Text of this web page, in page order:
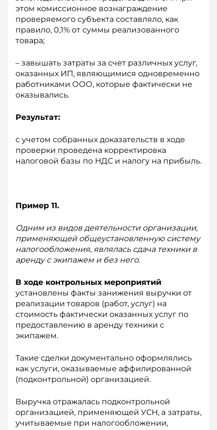
этом комиссионное вознаграждение
проверяемого субъекта составляло, как
правило, 0,1% от суммы реализованного
товара;
– завышать затраты за счет различных услуг,
оказанных ИП, являющимися одновременно
работниками ООО, которые фактически не
оказывались.
Результат:
с учетом собранных доказательств в ходе
проверки проведена корректировка
налоговой базы по НДС и налогу на прибыль.
Пример 11.
Одним из видов деятельности организации,
применяющей общеустановленную систему
налогообложения, являлась сдача техники в
аренду с экипажем и без него.
В ходе контрольных мероприятий
установлены факты занижения выручки от
реализации товаров (работ, услуг) на
стоимость фактически оказанных услуг по
предоставлению в аренду техники с
экипажем.
Такие сделки документально оформлялись
как услуги, оказываемые аффилированной
(подконтрольной) организацией.
Выручка отражалась подконтрольной
организацией, применяющей УСН, а затраты,
учитываемые при налогообложении,